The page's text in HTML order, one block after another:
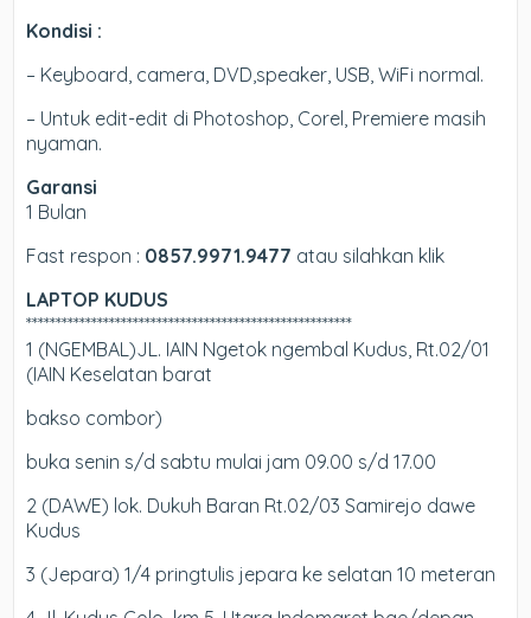
Kondisi :
– Keyboard, camera, DVD,speaker, USB, WiFi normal.
– Untuk edit-edit di Photoshop, Corel, Premiere masih
nyaman.
Garansi
1 Bulan
Fast respon : 0857.9971.9477 atau silahkan klik
LAPTOP KUDUS
*******************************************************
1 (NGEMBAL)JL. IAIN Ngetok ngembal Kudus, Rt.02/01
(IAIN Keselatan barat
bakso combor)
buka senin s/d sabtu mulai jam 09.00 s/d 17.00
2 (DAWE) lok. Dukuh Baran Rt.02/03 Samirejo dawe
Kudus
3 (Jepara) 1/4 pringtulis jepara ke selatan 10 meteran